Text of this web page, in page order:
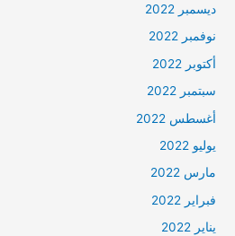
ديسمبر 2022
نوفمبر 2022
أكتوبر 2022
سبتمبر 2022
أغسطس 2022
يوليو 2022
مارس 2022
فبراير 2022
يناير 2022